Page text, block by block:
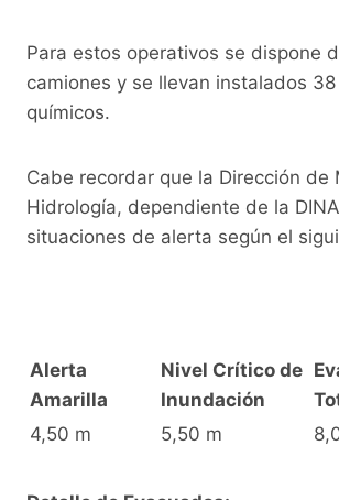
Para estos operativos se dispone
camiones y se llevan instalados
químicos.
Cabe recordar que la Dirección de
Hidrología, dependiente de la
situaciones de alerta según el
Alerta
Amarilla
Nivel Crítico de
Inundación
4,50 m
5,50 m